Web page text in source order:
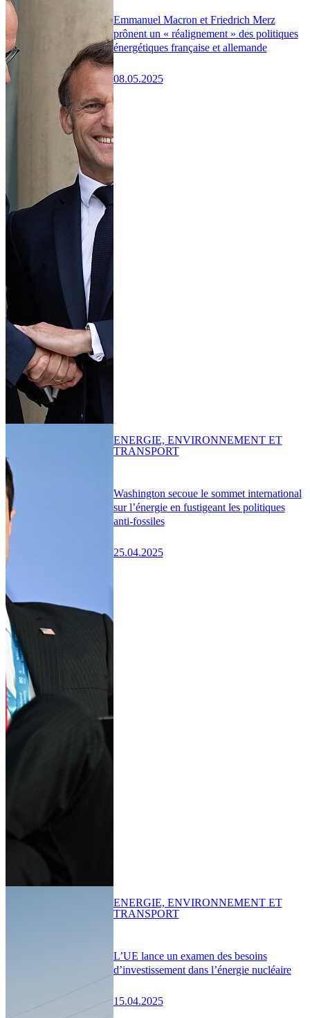
Emmanuel Macron et Friedrich Merz
prônent un « réalignement » des politiques
énergétiques française et allemande
08.05.2025
Washington secoue le sommet international
sur l’énergie en fustigeant les politiques
anti-fossiles
25.04.2025
ENERGIE, ENVIRONNEMENT ET
TRANSPORT
L’UE lance un examen des besoins
d’investissement dans l’énergie nucléaire
15.04.2025
ENERGIE, ENVIRONNEMENT ET
TRANSPORT